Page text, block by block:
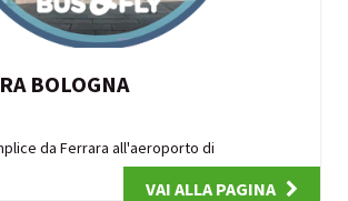
BOLOGNA
da Ferrara all'aeroporto di
VAI ALLA PAGINA